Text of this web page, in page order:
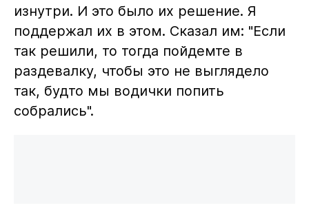
изнутри. И это было их решение. Я
поддержал их в этом. Сказал им: "Если
так решили, то тогда пойдемте в
раздевалку, чтобы это не выглядело
так, будто мы водички попить
собрались".